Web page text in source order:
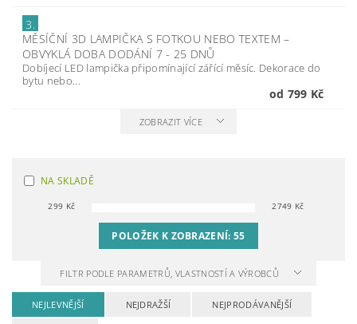
3.
MĚSÍČNÍ 3D LAMPIČKA S FOTKOU NEBO TEXTEM–
OBVYKLÁ DOBA DODÁNÍ 7 - 25 DNŮ
Dobíjecí LED lampička připomínající zářící měsíc. Dekorace do
bytu nebo...
od 799 Kč
ZOBRAZIT VÍCE
NA SKLADĚ
299 Kč 2749 Kč
POLOŽEK K ZOBRAZENÍ:55
FILTR PODLE PARAMETRŮ, VLASTNOSTÍ A VÝROBCŮ
NEJLEVNĚJŠÍ NEJDRAŽŠÍ NEJPRODÁVANĚJŠÍ